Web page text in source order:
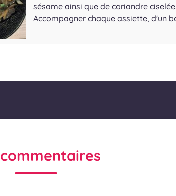
sésame ainsi que de coriandre
Accompagner chaque assiette, d'un
commentaires